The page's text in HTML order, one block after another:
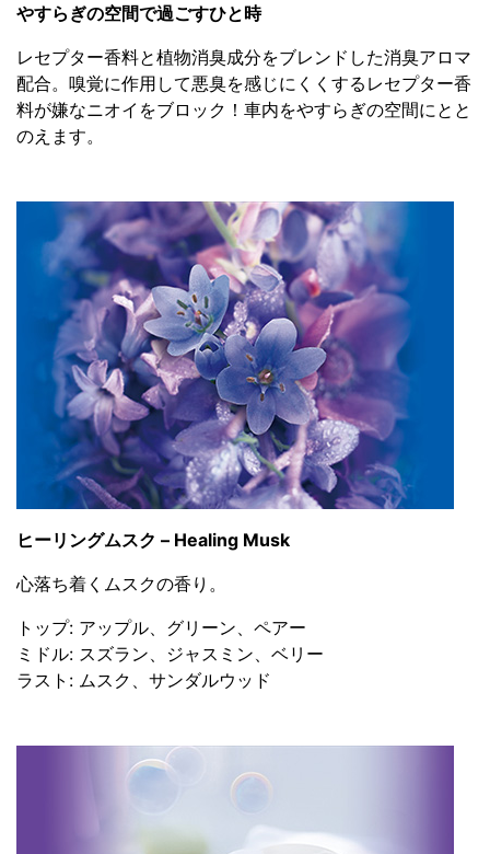
やすらぎの空間で過ごすひと時
レセプター香料と植物消臭成分をブレンドした消臭アロマ
配合。嗅覚に作用して悪臭を感じにくくするレセプター香
料が嫌なニオイをブロック！車内をやすらぎの空間にとと
のえます。
ヒーリングムスク – Healing Musk
心落ち着くムスクの香り。
トップ: アップル、グリーン、ペアー
ミドル: スズラン、ジャスミン、ベリー
ラスト: ムスク、サンダルウッド